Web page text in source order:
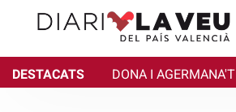
DESTACATS DONA I AGERMANA'T